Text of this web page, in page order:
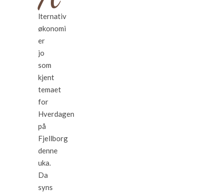
lternativ
økonomi
er
jo
som
kjent
temaet
for
Hverdagen
på
Fjellborg
denne
uka.
Da
syns